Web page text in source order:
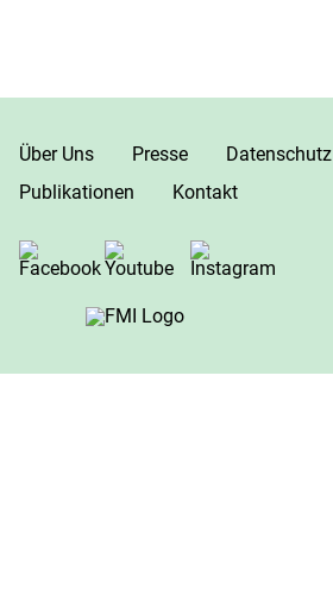
Über Uns Presse Datenschutz
Publikationen
Kontakt